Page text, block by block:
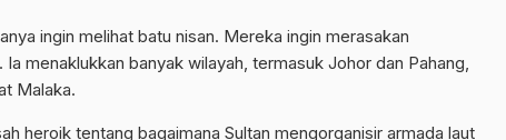
ingin melihat batu nisan. Mereka ingin merasakan
menaklukkan banyak wilayah, termasuk Johor dan Pahang,
Malaka.
heroik tentang bagaimana Sultan mengorganisir armada laut